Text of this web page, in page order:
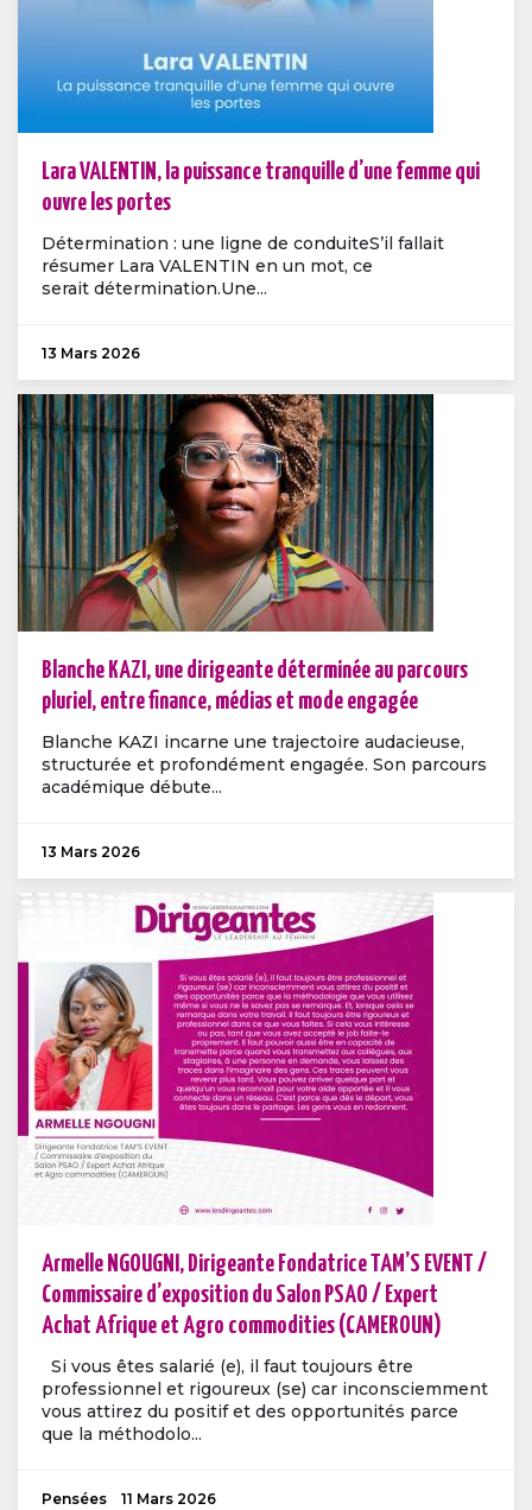
Lara VALENTIN, la puissance tranquille d’une femme qui
ouvre les portes
Détermination : une ligne de conduiteS’il fallait
résumer Lara VALENTIN en un mot, ce
serait détermination.Une...
13 Mars 2026
Blanche KAZI, une dirigeante déterminée au parcours
pluriel, entre finance, médias et mode engagée
Blanche KAZI incarne une trajectoire audacieuse,
structurée et profondément engagée. Son parcours
académique débute...
13 Mars 2026
Armelle NGOUGNI, Dirigeante Fondatrice TAM’S EVENT /
Commissaire d’exposition du Salon PSAO / Expert
Achat Afrique et Agro commodities (CAMEROUN)
Si vous êtes salarié (e), il faut toujours être
professionnel et rigoureux (se) car inconsciemment
vous attirez du positif et des opportunités parce
que la méthodolo...
Pensées 11 Mars 2026